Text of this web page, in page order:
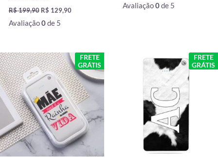
R$199,90 R$ 129,90
Avaliação0de 5
Avaliação0de 5
FRETE
GRÁTIS
O
preço
original
era:
R$ 199,90.
O
preço
atual
é:
R$ 129,90.
FRETE
GRÁTIS
preço
original
era:
R$ 199,90.
O
preço
é: